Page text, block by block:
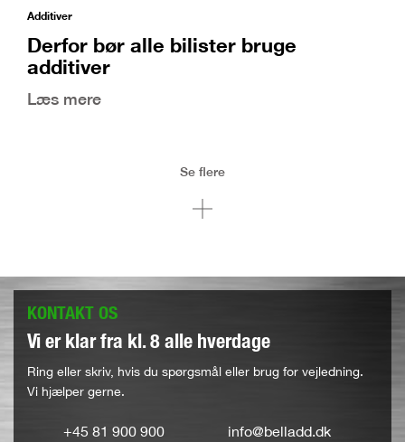
Additiver
Derfor bør alle bilister bruge
additiver
Læs mere
Se flere
KONTAKT OS
Vi er klar fra kl. 8 alle hverdage
Ring eller skriv, hvis du spørgsmål eller brug for vejledning.
Vi hjælper gerne.
+45 81 900 900 info@belladd.dk